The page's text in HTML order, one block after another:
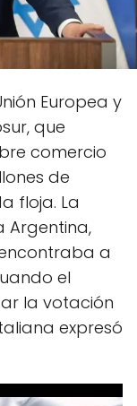
Europea y
que
comercio
de
floja. La
Argentina,
a
el
la votación
expresó